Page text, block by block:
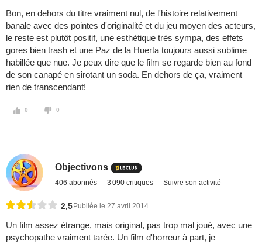
Bon, en dehors du titre vraiment nul, de l'histoire relativement
banale avec des pointes d'originalité et du jeu moyen des acteurs,
le reste est plutôt positif, une esthétique très sympa, des effets
gores bien trash et une Paz de la Huerta toujours aussi sublime
habillée que nue. Je peux dire que le film se regarde bien au fond
de son canapé en sirotant un soda. En dehors de ça, vraiment
rien de transcendant!
0 0
Objectivons
406 abonnés 3 090 critiques Suivre son activité
2,5 Publiée le 27 avril 2014
Un film assez étrange, mais original, pas trop mal joué, avec une
psychopathe vraiment tarée. Un film d'horreur à part, je